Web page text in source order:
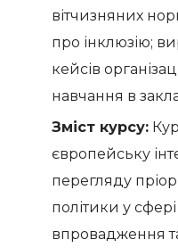
вітчизняних
про інклюзію;
кейсів
навчання в
Зміст курсу:
європейську
перегляду
політики у
впровадження